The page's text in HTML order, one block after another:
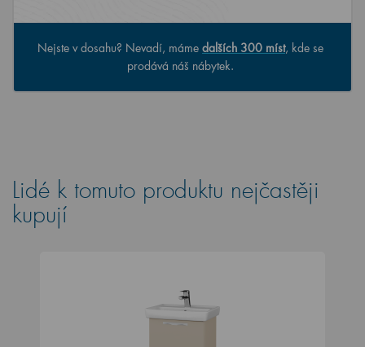
Nejste v dosahu? Nevadí, máme dalších 300 míst, kde se
prodává náš nábytek.
Lidé k tomuto produktu nejčastěji
kupují